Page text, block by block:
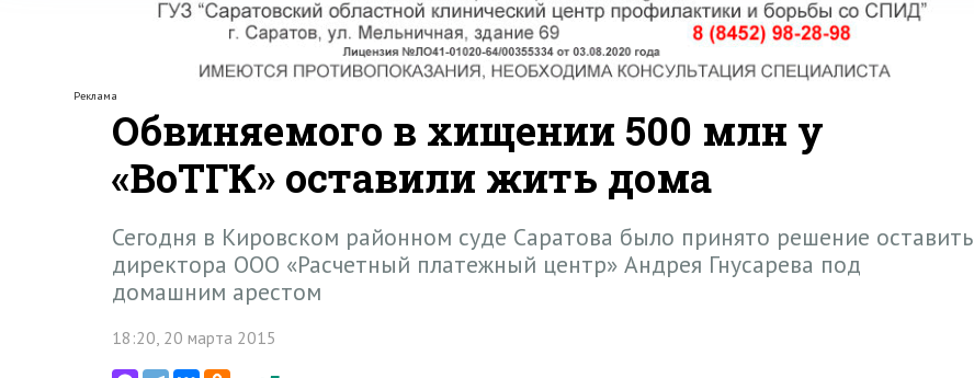
Реклама
Обвиняемого в хищении 500 млн у
«ВоТГК» оставили жить дома
Сегодня в Кировском районном суде Саратова было принято решение оставить
директора ООО «Расчетный платежный центр» Андрея Гнусарева под
домашним арестом
18:20, 20 марта 2015